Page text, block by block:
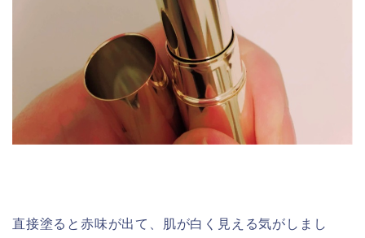
直接塗ると赤味が出て、肌が白く見える気がしまし